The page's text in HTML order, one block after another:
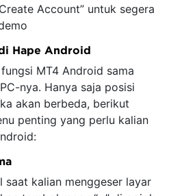
Account” untuk segera
Hape Android
MT4 Android sama
nya. Hanya saja posisi
akan berbeda, berikut
penting yang perlu kalian
saat kalian menggeser layar